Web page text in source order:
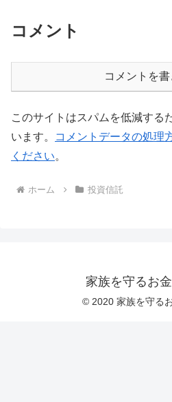
コメント
コメントを
このサイトはスパムを低減する
います。
コメントデータの処理
ください。
ホーム 投資信託
家族を守るお
© 2020 家族を守る